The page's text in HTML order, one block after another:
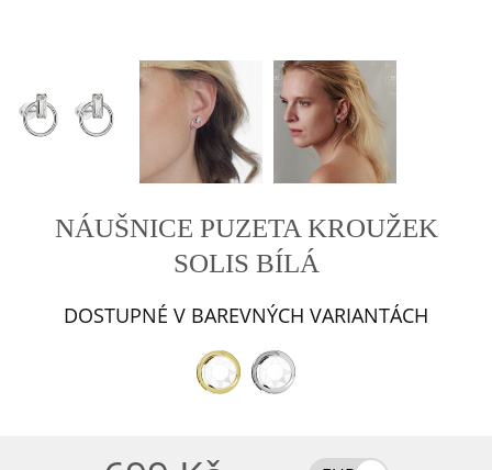
NÁUŠNICE PUZETA KROUŽEK
SOLIS BÍLÁ
DOSTUPNÉ V BAREVNÝCH VARIANTÁCH